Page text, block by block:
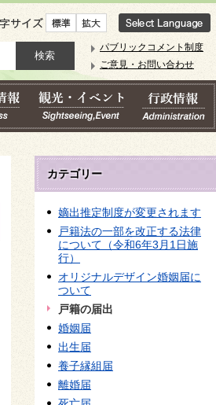
文字サイズ
パブリックコメント制度
ご意見・お問い合わせ
カテゴリー
嫡出推定制度が変更されます
戸籍法の一部を改正する法律
について（令和6年3月1日施
行）
オリジナルデザイン婚姻届に
ついて
戸籍の届出
婚姻届
出生届
養子縁組届
離婚届